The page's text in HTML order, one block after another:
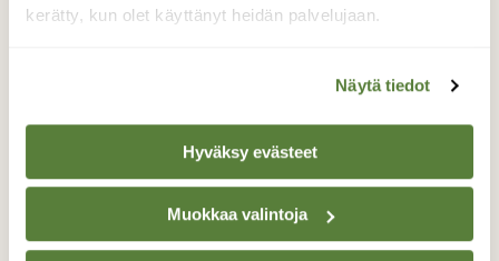
kerätty, kun olet käyttänyt heidän palvelujaan.
Näytä tiedot
Hyväksy evästeet
Muokkaa valintoja
Valokuvaaja: Reijo Juurinen, Nuuksion
TAKAISIN LISTAAN